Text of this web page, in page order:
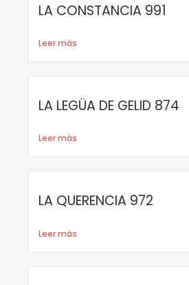
LA CONSTANCIA 991
Leer más
LA LEGÜA DE GELID 874
Leer más
LA QUERENCIA 972
Leer más